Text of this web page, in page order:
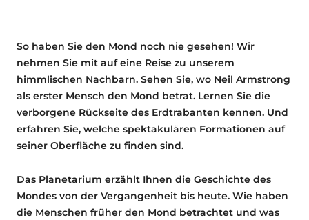
So haben Sie den Mond noch nie gesehen! Wir
nehmen Sie mit auf eine Reise zu unserem
himmlischen Nachbarn. Sehen Sie, wo Neil Armstrong
als erster Mensch den Mond betrat. Lernen Sie die
verborgene Rückseite des Erdtrabanten kennen. Und
erfahren Sie, welche spektakulären Formationen auf
seiner Oberfläche zu finden sind.
Das Planetarium erzählt Ihnen die Geschichte des
Mondes von der Vergangenheit bis heute. Wie haben
die Menschen früher den Mond betrachtet und was